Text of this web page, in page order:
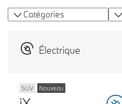
Catégories
Électrique
SUV Nouveau